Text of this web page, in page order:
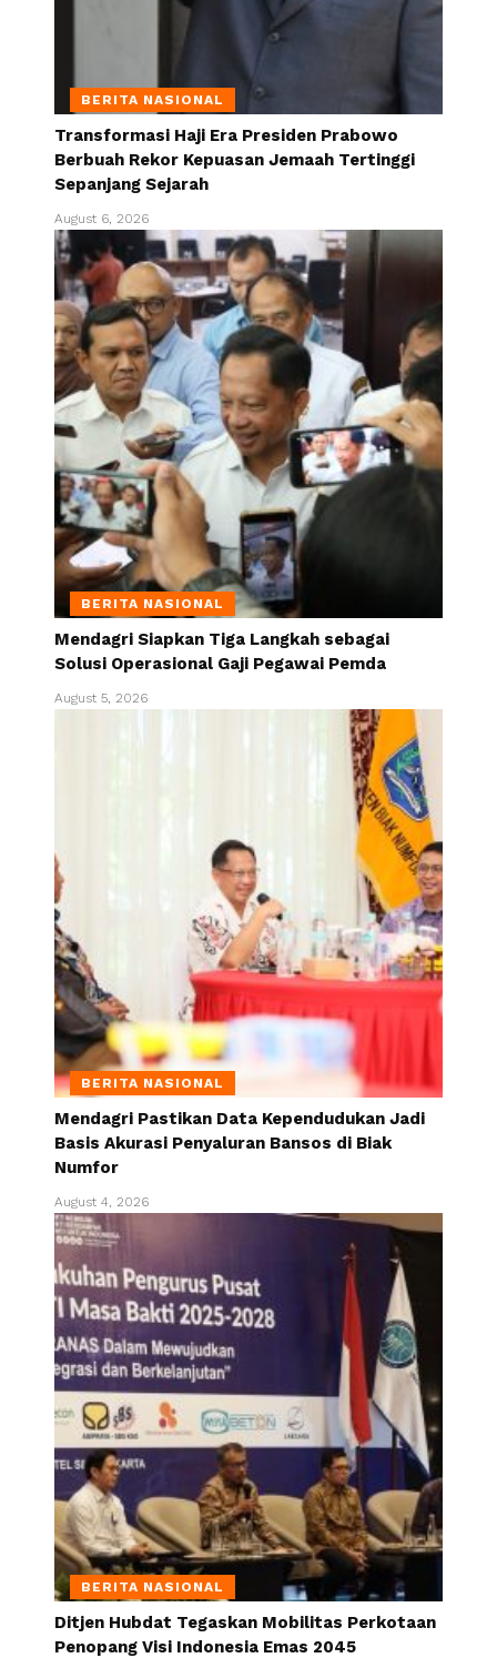
BERITA NASIONAL
Transformasi Haji Era Presiden Prabowo
Berbuah Rekor Kepuasan Jemaah Tertinggi
Sepanjang Sejarah
August 6, 2026
BERITA NASIONAL
Mendagri Siapkan Tiga Langkah sebagai
Solusi Operasional Gaji Pegawai Pemda
August 5, 2026
BERITA NASIONAL
Mendagri Pastikan Data Kependudukan Jadi
Basis Akurasi Penyaluran Bansos di Biak
Numfor
August 4, 2026
BERITA NASIONAL
Ditjen Hubdat Tegaskan Mobilitas Perkotaan
Penopang Visi Indonesia Emas 2045